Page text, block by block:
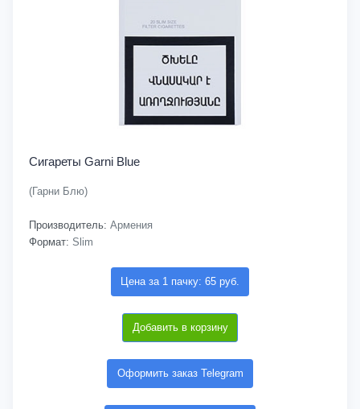
Сигареты Garni Blue
(Гарни Блю)
Производитель: Армения
Формат: Slim
Цена за 1 пачку: 65 руб.
Добавить в корзину
Оформить заказ Telegram